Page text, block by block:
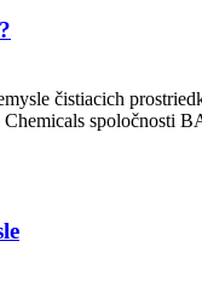
čistiacich
spoločnosti